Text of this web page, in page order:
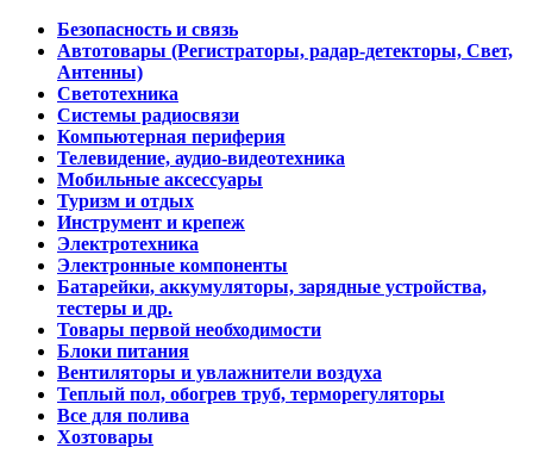
Безопасность и связь
Автотовары (Регистраторы, радар-детекторы, Свет,
Антенны)
Светотехника
Системы радиосвязи
Компьютерная периферия
Телевидение, аудио-видеотехника
Мобильные аксессуары
Туризм и отдых
Инструмент и крепеж
Электротехника
Электронные компоненты
Батарейки, аккумуляторы, зарядные устройства,
тестеры и др.
Товары первой необходимости
Блоки питания
Вентиляторы и увлажнители воздуха
Теплый пол, обогрев труб, терморегуляторы
Все для полива
Хозтовары